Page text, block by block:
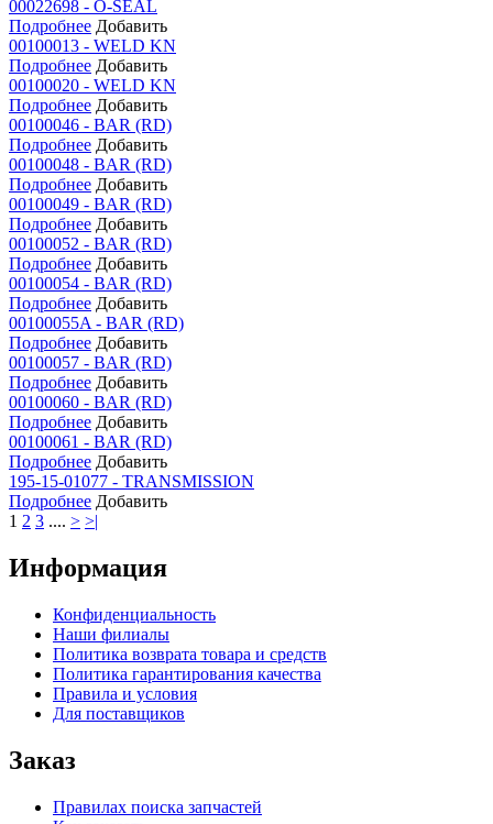
00022698 - O-SEAL
Подробнее Добавить
00100013 - WELD KN
Подробнее Добавить
00100020 - WELD KN
Подробнее Добавить
00100046 - BAR (RD)
Подробнее Добавить
00100048 - BAR (RD)
Подробнее Добавить
00100049 - BAR (RD)
Подробнее Добавить
00100052 - BAR (RD)
Подробнее Добавить
00100054 - BAR (RD)
Подробнее Добавить
00100055A - BAR (RD)
Подробнее Добавить
00100057 - BAR (RD)
Подробнее Добавить
00100060 - BAR (RD)
Подробнее Добавить
00100061 - BAR (RD)
Подробнее Добавить
195-15-01077 - TRANSMISSION
Подробнее Добавить
1 2 3 .... > >|
Информация
Конфиденциальность
Наши филиалы
Политика возврата товара и средств
Политика гарантирования качества
Правила и условия
Для поставщиков
Заказ
Правилах поиска запчастей